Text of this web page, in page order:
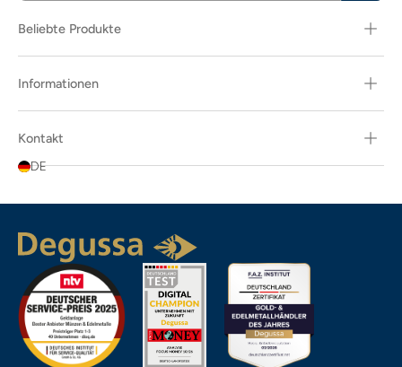
Beliebte Produkte
Informationen
Kontakt
DE